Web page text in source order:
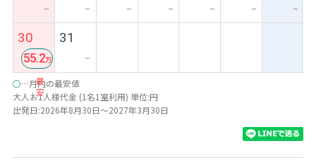
ー ー ー ー ー ー ー
30
最
安
55.2
31
ー
○…月内の最安値
大人お1人様代金 (1名1室利用) 単位:円
出発日:2026年8月30日～2027年3月30日